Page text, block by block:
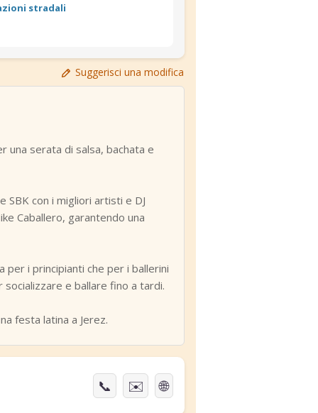
›
›
stradali
Suggerisci una modifica
una serata di salsa, bachata e
con i migliori artisti e DJ
Caballero, garantendo una
per i principianti che per i ballerini
e ballare fino a tardi.
festa latina a Jerez.
📞 ✉️ 🌐